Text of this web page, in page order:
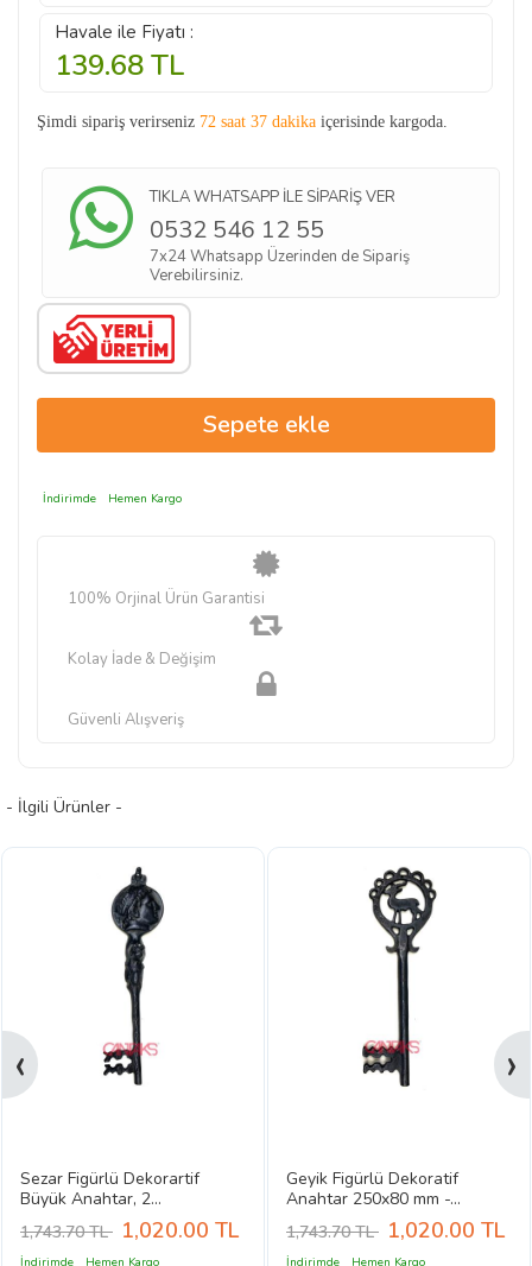
Havale ile Fiyatı :
139.68TL
Şimdi sipariş verirseniz 72 saat 37 dakika içerisinde kargoda.
TIKLA WHATSAPP İLE SİPARİŞ VER
0532 546 12 55
7x24 Whatsapp Üzerinden de Sipariş
Verebilirsiniz.
İndirimde Hemen Kargo
100% Orjinal Ürün Garantisi
Kolay İade & Değişim
Güvenli Alışveriş
- İlgili Ürünler -
Sezar Figürlü Dekorartif
Büyük Anahtar, 2...
1,743.70 TL 1,020.00 TL
İndirimde Hemen Kargo
Geyik Figürlü Dekoratif
Anahtar 250x80 mm -...
1,743.70 TL 1,020.00 TL
İndirimde Hemen Kargo
‹ ›